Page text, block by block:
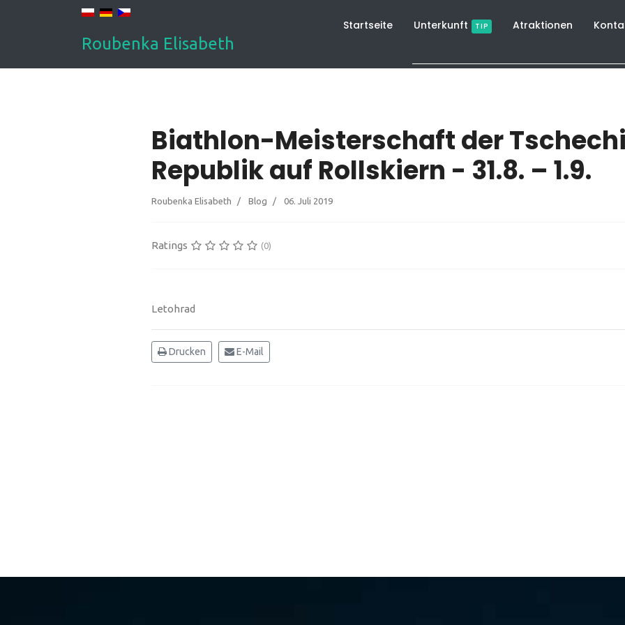
Roubenka Elisabeth
Startseite Unterkunft TIP Atraktionen
Biathlon-Meisterschaft der
Republik auf Rollskiern - 31.8. – 1.9.
Roubenka Elisabeth Blog 06. Juli 2019
Ratings (0)
Letohrad
Drucken E-Mail